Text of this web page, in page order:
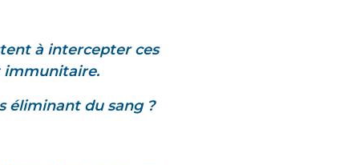
à intercepter ces
immunitaire.
éliminant du sang ?